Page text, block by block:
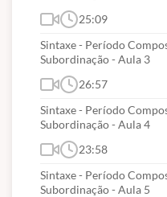
Conhecimentos
Agente de Serviços
Noções de
planejamento,
Serviços e rotinas de
Classificação de
Correspondência
controle de estoques
25:09
Sintaxe - Período
Subordinação - Aula 3
26:57
Sintaxe - Período
Subordinação - Aula 4
23:58
Sintaxe - Período
Subordinação - Aula 5